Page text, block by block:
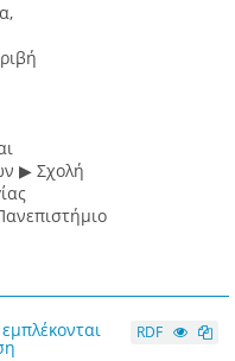
▶ Σχολή
RDF